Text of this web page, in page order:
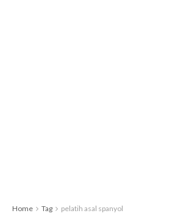
Home Tag pelatih asal spanyol